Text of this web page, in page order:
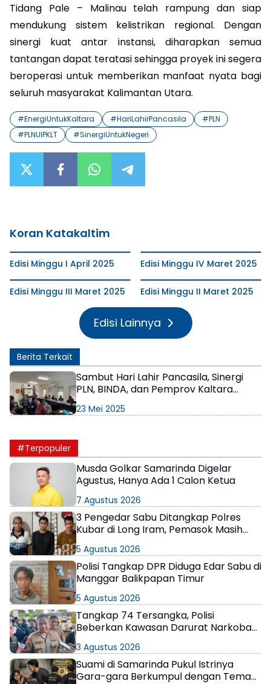
Tidang Pale – Malinau telah rampung dan siap
mendukung sistem kelistrikan regional. Dengan
sinergi kuat antar instansi, diharapkan semua
tantangan dapat teratasi sehingga proyek ini segera
beroperasi untuk memberikan manfaat nyata bagi
seluruh masyarakat Kalimantan Utara.
#EnergiUntukKaltara #HariLahirPancasila #PLN
#PLNUIPKLT #SinergiUntukNegeri
Koran Katakaltim
Edisi Minggu I April 2025 Edisi Minggu IV Maret 2025
Edisi Minggu III Maret 2025 Edisi Minggu II Maret 2025
Edisi Lainnya
Berita Terkait
Sambut Hari Lahir Pancasila, Sinergi
PLN, BINDA, dan Pemprov Kaltara
Utara
23 Mei 2025
#Terpopuler
Musda Golkar Samarinda Digelar
Agustus, Hanya Ada 1 Calon Ketua
7 Agustus 2026
3 Pengedar Sabu Ditangkap Polres
Kubar di Long Iram, Pemasok Masih
5 Agustus 2026
Polisi Tangkap DPR Diduga Edar Sabu di
Manggar Balikpapan Timur
5 Agustus 2026
Tangkap 74 Tersangka, Polisi
Beberkan Kawasan Darurat Narkoba
3 Agustus 2026
Suami di Samarinda Pukul Istrinya
Gara-gara Berkumpul dengan Teman